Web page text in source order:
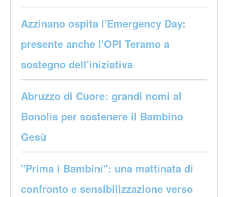
Azzinano ospita l'Emergency Day:
presente anche l'OPI Teramo a
sostegno dell'iniziativa
Abruzzo di Cuore: grandi nomi al
Bonolis per sostenere il Bambino
Gesù
"Prima i Bambini": una mattinata di
confronto e sensibilizzazione verso